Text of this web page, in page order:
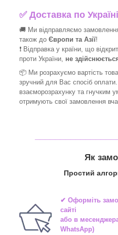
✅Доставка по
🚚 Ми відправляємо
також до Європи та Азії!
❗ Відправка у країни, що
проти України, не
📦 Ми розрахуємо вартість
зручний для Вас спосіб
взаєморозрахунку та гнучким
отримують свої замовлення
Як
Простий
✔ Оформіть
сайті
або в
WhatsApp)